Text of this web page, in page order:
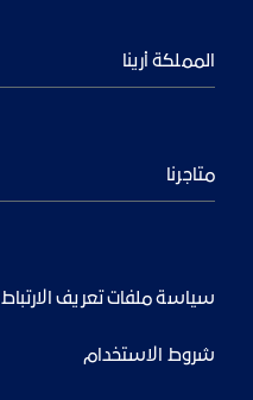
المملكة أرينا
متاجرنا
سياسة ملفات تعريف الارتباط
شروط الاستخدام